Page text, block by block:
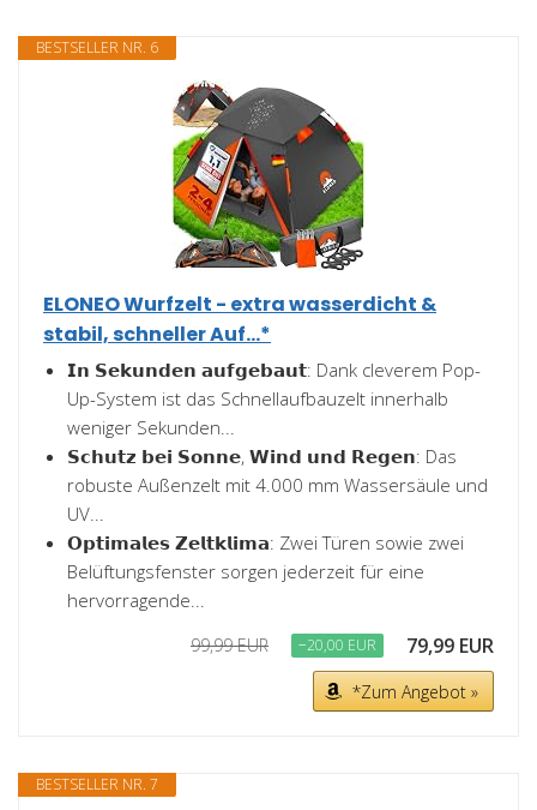
BESTSELLER NR. 6
ELONEO Wurfzelt - extra wasserdicht &
stabil, schneller Auf...*
𝗜𝗻 𝗦𝗲𝗸𝘂𝗻𝗱𝗲𝗻 𝗮𝘂𝗳𝗴𝗲𝗯𝗮𝘂𝘁: Dank cleverem Pop-
Up-System ist das Schnellaufbauzelt innerhalb
weniger Sekunden...
𝗦𝗰𝗵𝘂𝘁𝘇 𝗯𝗲𝗶 𝗦𝗼𝗻𝗻𝗲, 𝗪𝗶𝗻𝗱 𝘂𝗻𝗱 𝗥𝗲𝗴𝗲𝗻: Das
robuste Außenzelt mit 4.000 mm Wassersäule und
UV...
𝗢𝗽𝘁𝗶𝗺𝗮𝗹𝗲𝘀 𝗭𝗲𝗹𝘁𝗸𝗹𝗶𝗺𝗮: Zwei Türen sowie zwei
Belüftungsfenster sorgen jederzeit für eine
hervorragende...
99,99 EUR −20,00 EUR 79,99 EUR
*Zum Angebot »
BESTSELLER NR. 7